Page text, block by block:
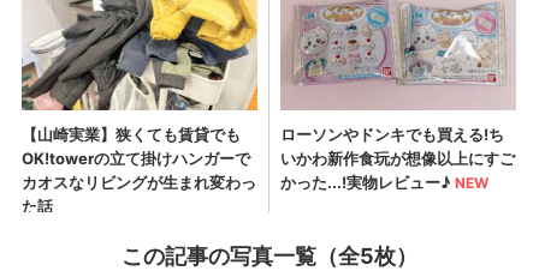
この記事の写真一覧（全5枚）